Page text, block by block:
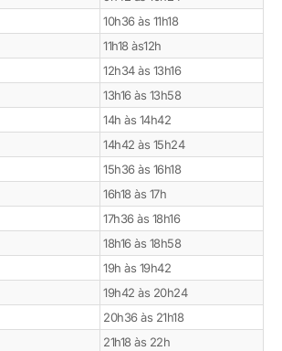
10h36 às 11h18
11h18 às12h
12h34 às 13h16
13h16 às 13h58
14h às 14h42
14h42 às 15h24
15h36 às 16h18
16h18 às 17h
17h36 às 18h16
18h16 às 18h58
19h às 19h42
19h42 às 20h24
20h36 às 21h18
21h18 às 22h